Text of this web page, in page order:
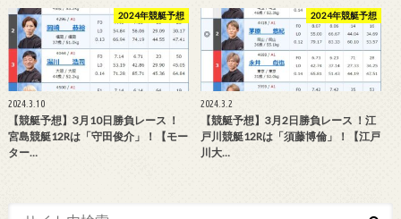
2024年競艇予想
2024.3.10
【競艇予想】3月10日勝負レース ！
宮島競艇12Rは「守田俊介」！【モー
ター…
2024年競艇予想
2024.3.2
【競艇予想】3月2日勝負レース ！江
戸川競艇12Rは「須藤博倫」！【江戸
川大…